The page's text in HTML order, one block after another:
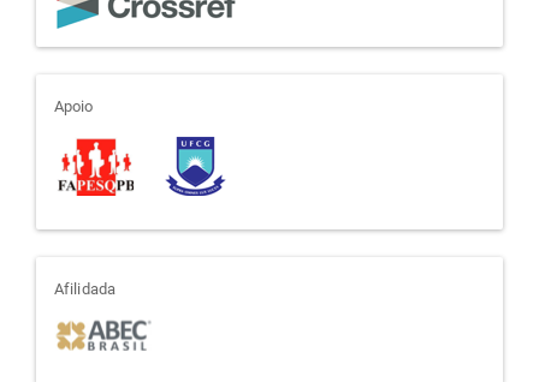
apoio
Apoio
afiliada
Afilidada